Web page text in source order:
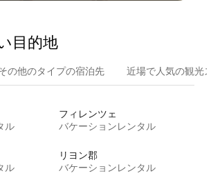
目⁠的⁠地
の他のタ⁠イ⁠プ⁠の宿⁠泊⁠先 近場で人気の観光
ル
フィレンツェ
バケーションレンタル
ル
リヨン郡
バケーションレンタル